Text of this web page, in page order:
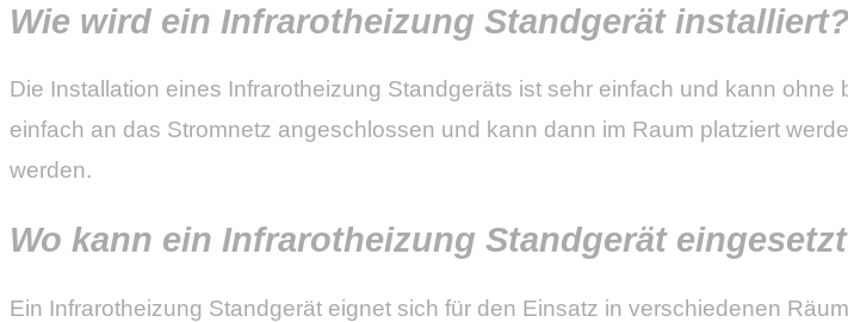
Wie wird ein Infrarotheizung Standgerät installiert?
Die Installation eines Infrarotheizung Standgeräts ist sehr einfach und kann
einfach an das Stromnetz angeschlossen und kann dann im Raum platziert
werden.
Wo kann ein Infrarotheizung Standgerät
Ein Infrarotheizung Standgerät eignet sich für den Einsatz in verschiedenen